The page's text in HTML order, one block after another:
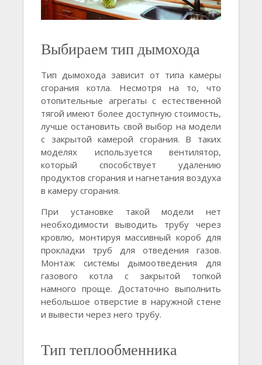
Выбираем тип дымохода
Тип дымохода зависит от типа камеры
сгорания котла. Несмотря на то, что
отопительные агрегаты с естественной
тягой имеют более доступную стоимость,
лучше остановить свой выбор на модели
с закрытой камерой сгорания. В таких
моделях используется вентилятор,
который способствует удалению
продуктов сгорания и нагнетания воздуха
в камеру сгорания.
При установке такой модели нет
необходимости выводить трубу через
кровлю, монтируя массивный короб для
прокладки труб для отведения газов.
Монтаж системы дымоотведения для
газового котла с закрытой топкой
намного проще. Достаточно выполнить
небольшое отверстие в наружной стене
и вывести через него трубу.
Тип теплообменника